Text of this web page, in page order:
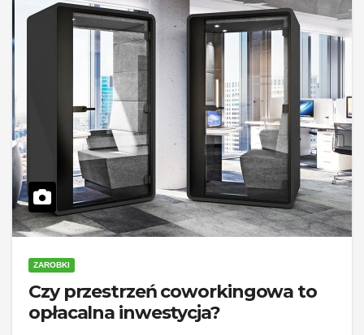
ZAROBKI
Czy przestrzeń coworkingowa to
opłacalna inwestycja?